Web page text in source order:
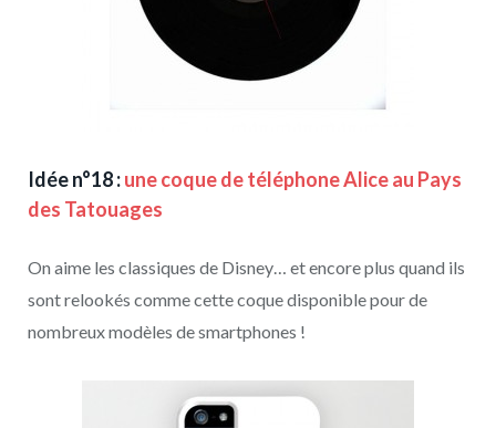
Idée n°18 :une coque de téléphone Alice au Pays
des Tatouages
On aime les classiques de Disney… et encore plus quand ils
sont relookés comme cette coque disponible pour de
nombreux modèles de smartphones !